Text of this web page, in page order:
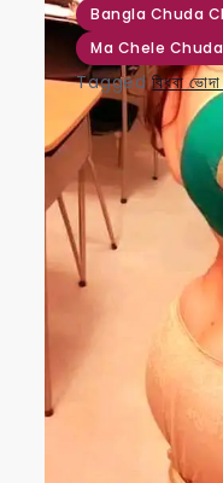
Bangla Chuda
Ma Chele
Taggedবিধবা